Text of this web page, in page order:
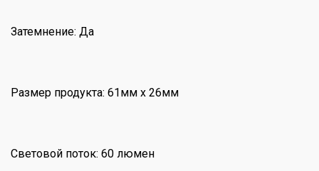
Затемнение: Да
Размер продукта: 61мм x 26мм
Световой поток: 60 люмен